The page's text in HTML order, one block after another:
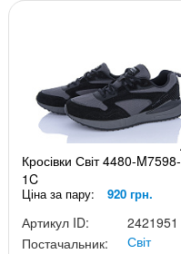
Кросівки Світ 4480-M7598-
1C
Ціна за пару: 920 грн.
Артикул ID:
2421951
Постачальник:
Світ